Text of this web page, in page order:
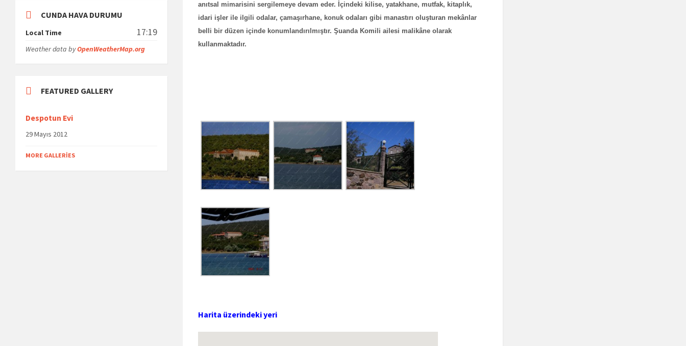
anıtsal mimarisini sergilemeye devam eder. İçindeki kilise, yatakhane, mutfak, kitaplık,
idari işler ile ilgili odalar, çamaşırhane, konuk odaları gibi manastırı oluşturan mekânlar
belli bir düzen içinde konumlandırılmıştır. Şuanda Komili ailesi malikâne olarak
kullanmaktadır.
Harita üzerindeki yeri
CUNDA HAVA DURUMU
Local Time 17:19
Weather data byOpenWeatherMap.org
FEATURED GALLERY
Despotun Evi
29 Mayıs 2012
MORE GALLERIES